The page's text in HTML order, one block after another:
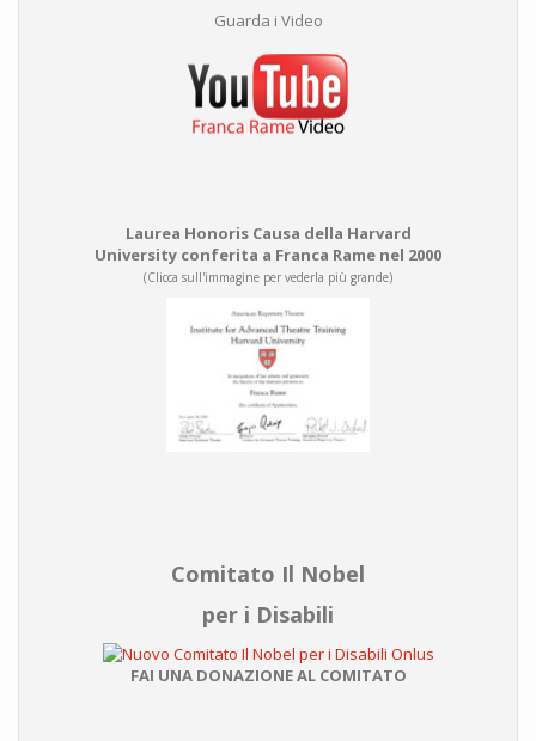
Guarda i Video
Laurea Honoris Causa della Harvard
University conferita a Franca Rame nel 2000
(Clicca sull'immagine per vederla più grande)
Comitato Il Nobel
per i Disabili
FAI UNA DONAZIONE AL COMITATO